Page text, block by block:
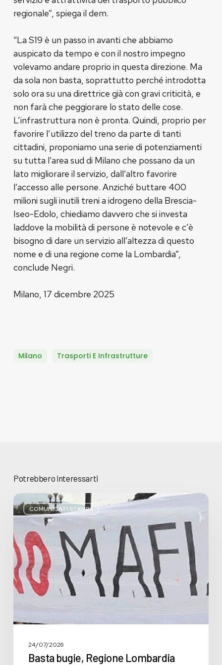
regionale”, spiega il dem.
“La S19 è un passo in avanti che abbiamo
auspicato da tempo e con il nostro impegno
volevamo andare proprio in questa direzione. Ma
da sola non basta, soprattutto perché introdotta
solo ora su una direttrice già con gravi criticità, e
non farà che peggiorare lo stato delle cose.
L’infrastruttura non è pronta. Quindi, proprio per
favorire l’utilizzo del treno da parte di tanti
cittadini, proponiamo una serie di potenziamenti
su tutta l’area sud di Milano che possano da un
lato migliorare il servizio, dall’altro favorire
l’accesso alle persone. Anziché buttare 400
milioni sugli inutili treni a idrogeno della Brescia-
Iseo-Edolo, chiediamo davvero che si investa
laddove la mobilità di persone è notevole e c’è
bisogno di dare un servizio all’altezza di questo
nome e di una regione come la Lombardia”,
conclude Negri.
Milano, 17 dicembre 2025
Milano Trasporti E Infrastrutture
Potrebbero interessarti
COMUNICATI STAMPA
Basta
bugie,
Regione
Lombardia
pratica
l’antimafia
solo
a
parole
24/07/2026
Basta bugie, Regione Lombardia